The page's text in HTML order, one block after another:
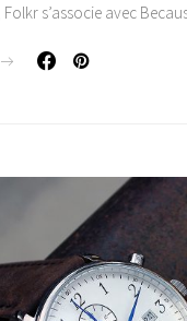
Folkr s’associe avec